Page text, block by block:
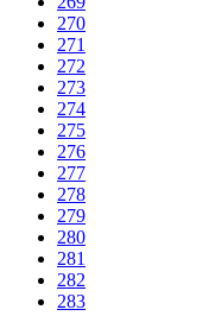
270
271
272
273
274
275
276
277
278
279
280
281
282
283